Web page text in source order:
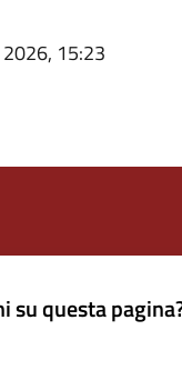
15:23
su questa